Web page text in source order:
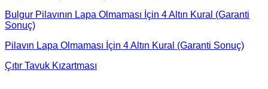
Bulgur Pilavının Lapa Olmaması İçin 4 Altın Kural (Garanti
Sonuç)
Pilavın Lapa Olmaması İçin 4 Altın Kural (Garanti Sonuç)
Çıtır Tavuk Kızartması